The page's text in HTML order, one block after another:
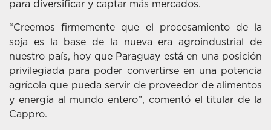
para diversificar y captar más mercados.
“Creemos firmemente que el procesamiento de la
soja es la base de la nueva era agroindustrial de
nuestro país, hoy que Paraguay está en una posición
privilegiada para poder convertirse en una potencia
agrícola que pueda servir de proveedor de alimentos
y energía al mundo entero”, comentó el titular de la
Cappro.